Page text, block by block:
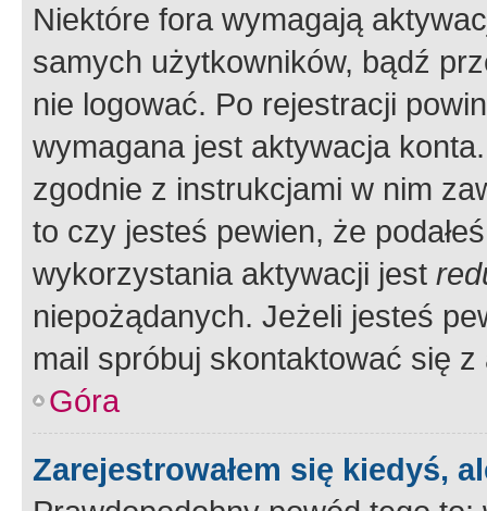
Niektóre fora wymagają
samych użytkowników, bądź
nie logować. Po rejestracji
wymagana jest aktywacja
zgodnie z instrukcjami w nim
to czy jesteś pewien, że
wykorzystania aktywacji jest
niepożądanych. Jeżeli jesteś
mail spróbuj skontaktować się
Góra
Zarejestrowałem się kiedyś,